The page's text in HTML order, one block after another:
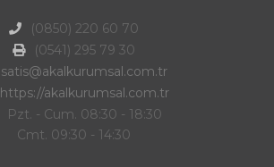
(0850) 220 60 70
(0541) 295 79 30
satis@akalkurumsal.com.tr
https://akalkurumsal.com.tr
Pzt. - Cum. 08:30 - 18:30
Cmt. 09:30 - 14:30